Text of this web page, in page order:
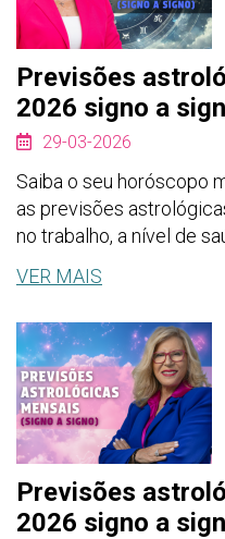
Previsões
2026 signo a
29-03-2026
Saiba o seu horóscopo
as previsões
no trabalho, a nível de
VER MAIS
Previsões
2026 signo a